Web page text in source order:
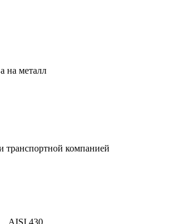
на металл
транспортной компанией